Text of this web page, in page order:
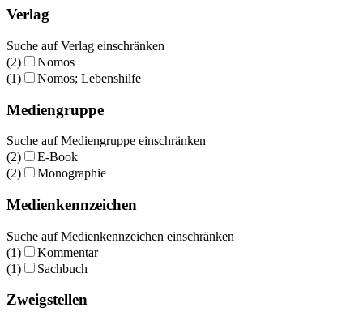
Verlag
Suche auf Verlag einschränken
(2)
Nomos
(1)
Nomos; Lebenshilfe
Mediengruppe
Suche auf Mediengruppe einschränken
(2)
E-Book
(2)
Monographie
Medienkennzeichen
Suche auf Medienkennzeichen einschränken
(1)
Kommentar
(1)
Sachbuch
Zweigstellen